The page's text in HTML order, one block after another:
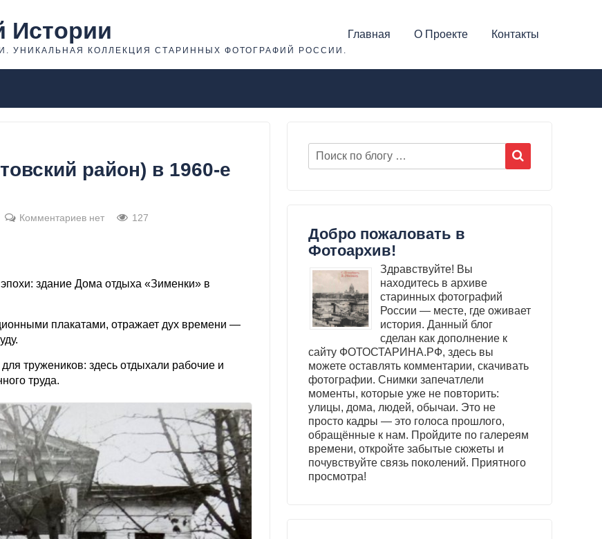
Главная О Проекте Контакты
Истории
УНИКАЛЬНАЯ КОЛЛЕКЦИЯ СТАРИННЫХ ФОТОГРАФИЙ РОССИИ.
район) в 1960-е
Комментариев нет 127
здание Дома отдыха «Зименки» в
плакатами, отражает дух времени —
тружеников: здесь отдыхали рабочие и
труда.
Добро пожаловать в
Фотоархив!
Здравствуйте! Вы
находитесь в архиве
старинных фотографий
России — месте, где оживает
история. Данный блог
сделан как дополнение к
сайту ФОТОСТАРИНА.РФ, здесь вы
можете оставлять комментарии, скачивать
фотографии. Снимки запечатлели
моменты, которые уже не повторить:
улицы, дома, людей, обычаи. Это не
просто кадры — это голоса прошлого,
обращённые к нам. Пройдите по галереям
времени, откройте забытые сюжеты и
почувствуйте связь поколений. Приятного
просмотра!